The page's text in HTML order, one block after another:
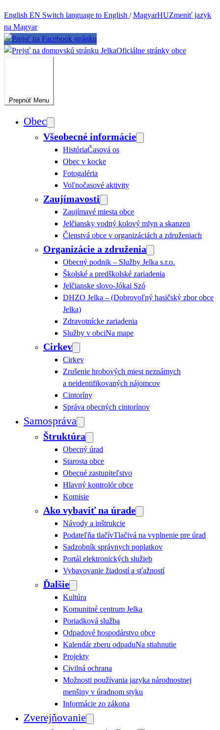
English EN Switch language to English /MagyarHUZmeniť jazyk
na Magyar
JelkaOficiálne stránky obce
Prepnúť Menu
Obec
Všeobecné informácie
HistóriaČasová os
Obec v kocke
Fotogaléria
Voľnočasové aktivity
Zaujímavosti
Zaujímavé miesta obce
Jelčiansky vodný kolový mlyn a skanzen
Členstvá obce v organizáciách a združeniach
Organizácie a združenia
Obecný podnik – Služby Jelka s.r.o.
Školské a predškolské zariadenia
Jelčianske slovo-Jókai Szó
DHZO Jelka – (Dobrovoľný hasičský zbor obce
Jelka)
Zdravotnícke zariadenia
Služby v obciNa mape
Cirkev
Cirkev
Zrušenie hrobových miest neznámych
a neidentifikovaných nájomcov
Cintoríny
Správa obecných cintorínov
Samospráva
Štruktúra
Obecný úrad
Starosta obce
Obecné zastupiteľstvo
Hlavný kontrolór obce
Komisie
Ako vybaviť na úrade
Návody a inštrukcie
Podateľňa tlačívTlačivá na vyplnenie pre úrad
Sadzobník správnych poplatkov
Portál elektronických služieb
Vybavovanie žiadostí a sťažností
Ďalšie
Kultúra
Komunitné centrum Jelka
Poriadková služba
Odpadové hospodárstvo obce
Kalendár zberu odpaduNa stiahnutie
Projekty
Civilná ochrana
Možnosti používania jazyka národnostnej
menšiny v úradnom styku
Informácie zo zákona
Zverejňovanie